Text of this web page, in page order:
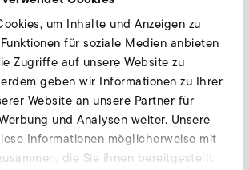
um Inhalte und Anzeigen zu
für soziale Medien anbieten
Zugriffe auf unsere Website zu
geben wir Informationen zu Ihrer
Website an unsere Partner für
und Analysen weiter. Unsere
Informationen möglicherweise mit
die Sie ihnen bereitgestellt